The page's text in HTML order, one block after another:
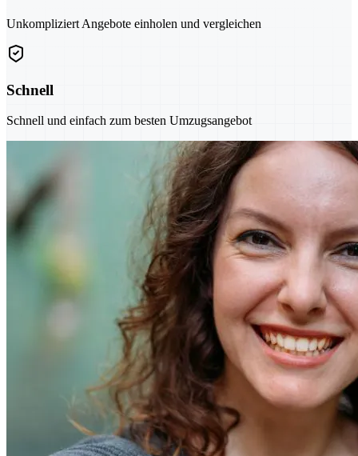
Unkompliziert Angebote einholen und vergleichen
Schnell
Schnell und einfach zum besten Umzugsangebot